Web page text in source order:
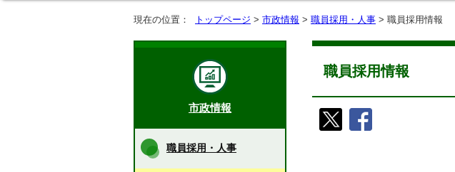
現在の位置： トップページ > 市政情報 > 職員採用・人事 > 職員採用情報
職員採用情報
市政情報
職員採用・人事